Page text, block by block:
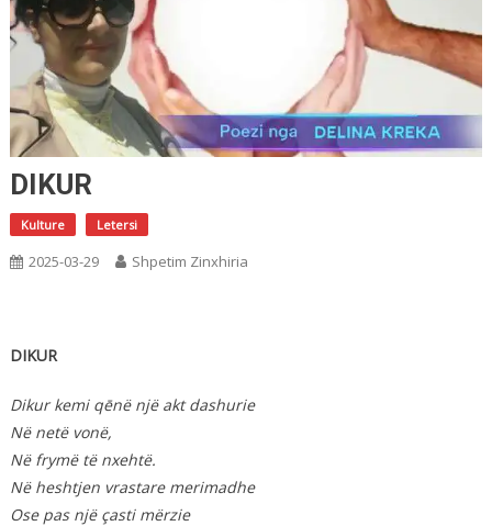
DIKUR
Kulture Letersi
2025-03-29 Shpetim Zinxhiria
DIKUR
Dikur kemi qēnë një akt dashurie
Në netë vonë,
Në frymë të nxehtë.
Në heshtjen vrastare merimadhe
Ose pas një çasti mërzie